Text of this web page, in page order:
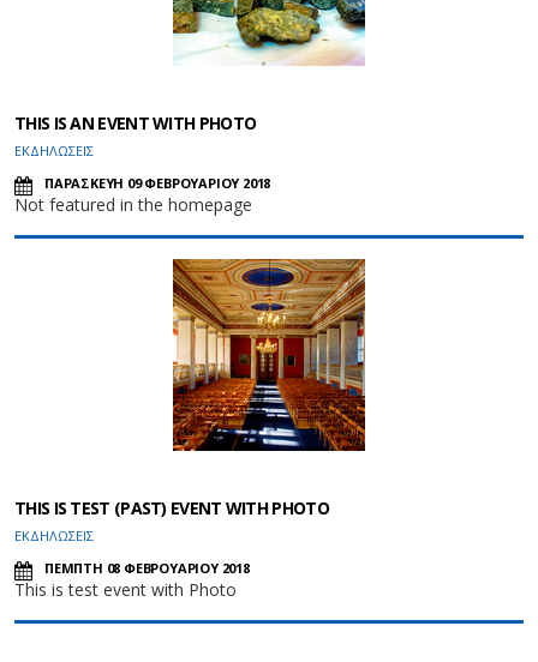
THIS IS AN EVENT WITH PHOTO
ΕΚΔΗΛΩΣΕΙΣ
ΠΑΡΑΣΚΕΥΗ 09 ΦΕΒΡΟΥΑΡΙΟΥ 2018
Not featured in the homepage
THIS IS TEST (PAST) EVENT WITH PHOTO
ΕΚΔΗΛΩΣΕΙΣ
ΠΕΜΠΤΗ 08 ΦΕΒΡΟΥΑΡΙΟΥ 2018
This is test event with Photo